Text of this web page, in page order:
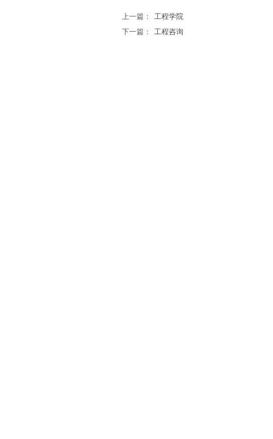
上一篇：
工程学院
下一篇：
工程咨询